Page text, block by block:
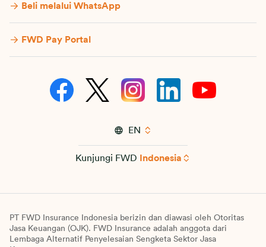
Beli melalui WhatsApp
FWD Pay Portal
EN
Kunjungi FWD Indonesia
PT FWD Insurance Indonesia berizin dan diawasi oleh Otoritas
Jasa Keuangan (OJK). FWD Insurance adalah anggota dari
Lembaga Alternatif Penyelesaian Sengketa Sektor Jasa